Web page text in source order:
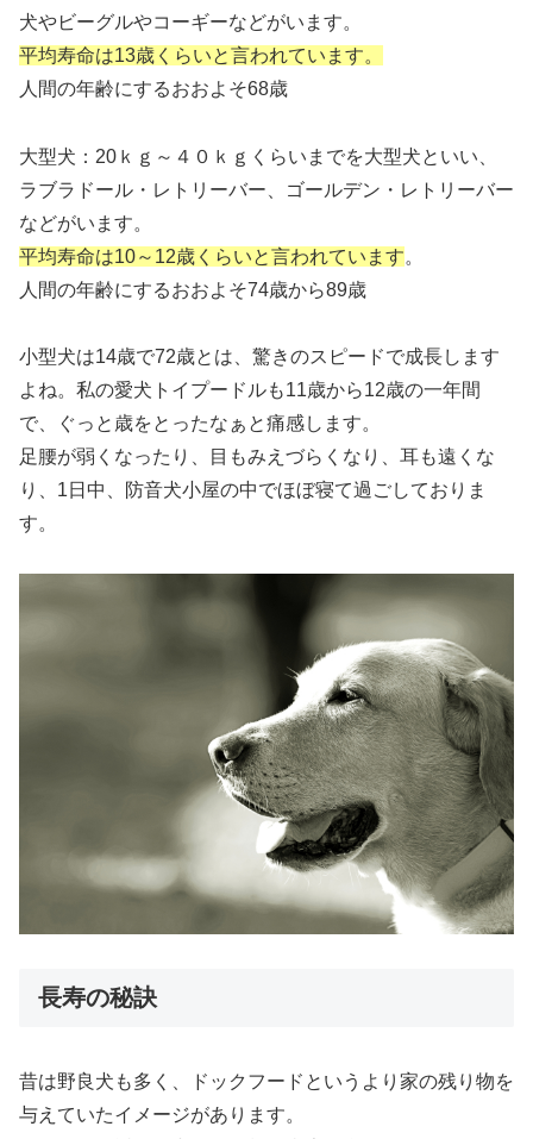
犬やビーグルやコーギーなどがいます。
平均寿命は13歳くらいと言われています。
人間の年齢にするおおよそ68歳
大型犬：20ｋｇ～４０ｋｇくらいまでを大型犬といい、
ラブラドール・レトリーバー、ゴールデン・レトリーバー
などがいます。
平均寿命は10～12歳 くらいと言われています。
人間の年齢にするおおよそ74歳から89歳
小型犬は14歳で72歳とは、驚きのスピードで成長します
よね。私の愛犬トイプードルも11歳から12歳の一年間
で、ぐっと歳をとったなぁと痛感します。
足腰が弱くなったり、目もみえづらくなり、耳も遠くな
り、1日中、防音犬小屋の中でほぼ寝て過ごしておりま
す。
長寿の秘訣
昔は野良犬も多く、ドックフードというより家の残り物を
与えていたイメージがあります。